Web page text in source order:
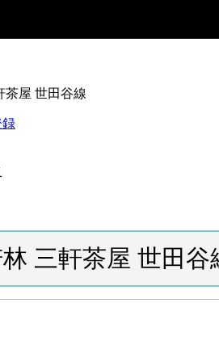
茶屋 世田谷線
録
林 三軒茶屋 世田谷